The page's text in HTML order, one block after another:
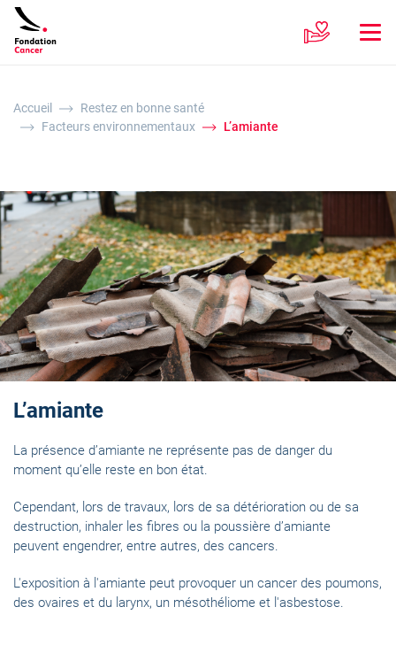
Accueil
Restez en bonne santé
Facteurs environnementaux
L’amiante
L’amiante
La présence d’amiante ne représente pas de danger du
moment qu’elle reste en bon état.
Cependant, lors de travaux, lors de sa détérioration ou de sa
destruction, inhaler les fibres ou la poussière d’amiante
peuvent engendrer, entre autres, des cancers.
L'exposition à l'amiante peut provoquer un cancer des poumons,
des ovaires et du larynx, un mésothéliome et l'asbestose.